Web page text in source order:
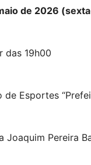
de 2026
19h00
de Esportes
Joaquim Pereira